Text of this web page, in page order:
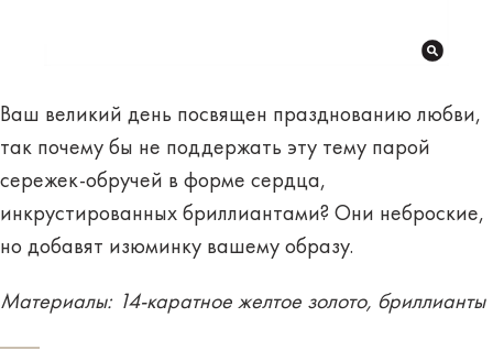
Ваш великий день посвящен празднованию любви,
так почему бы не поддержать эту тему парой
сережек-обручей в форме сердца,
инкрустированных бриллиантами? Они неброские,
но добавят изюминку вашему образу.
Материалы: 14-каратное желтое золото, бриллианты